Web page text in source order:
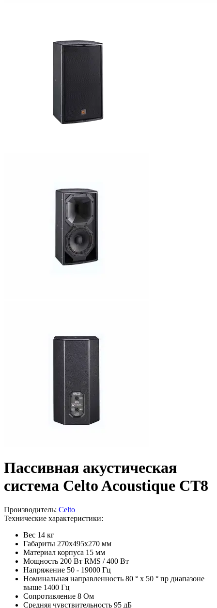
Пассивная акустическая
система Celto Acoustique CT8
Производитель: Celto
Технические характеристики:
Вес 14 кг
Габариты 270x495x270 мм
Материал корпуса 15 мм
Мощность 200 Вт RMS / 400 Вт
Напряжение 50 - 19000 Гц
Номинальная направленность 80 ° x 50 ° пр диапазоне
выше 1400 Гц
Сопротивление 8 Ом
Средняя чувствительность 95 дБ